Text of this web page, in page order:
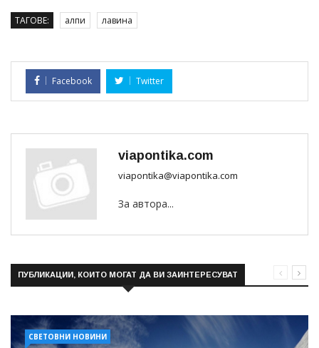
ТАГОВЕ: алпи лавина
Facebook Twitter
viapontika.com
viapontika@viapontika.com
За автора...
ПУБЛИКАЦИИ, КОИТО МОГАТ ДА ВИ ЗАИНТЕРЕСУВАТ
СВЕТОВНИ НОВИНИ